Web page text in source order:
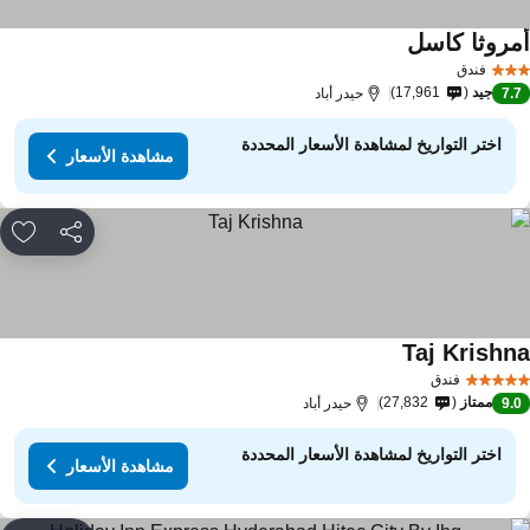
فندق
كاسلمشاهدة الأسعار
7.7 جيد 17,961 حيدر أباد
اختر التواريخ لمشاهدة الأسعار المحددة
مشاهدة الأسعار
مشاركة
فندق
Tajمشاهدة الأسعار
9.0 ممتاز 27,832 حيدر أباد
اختر التواريخ لمشاهدة الأسعار المحددة
مشاهدة الأسعار